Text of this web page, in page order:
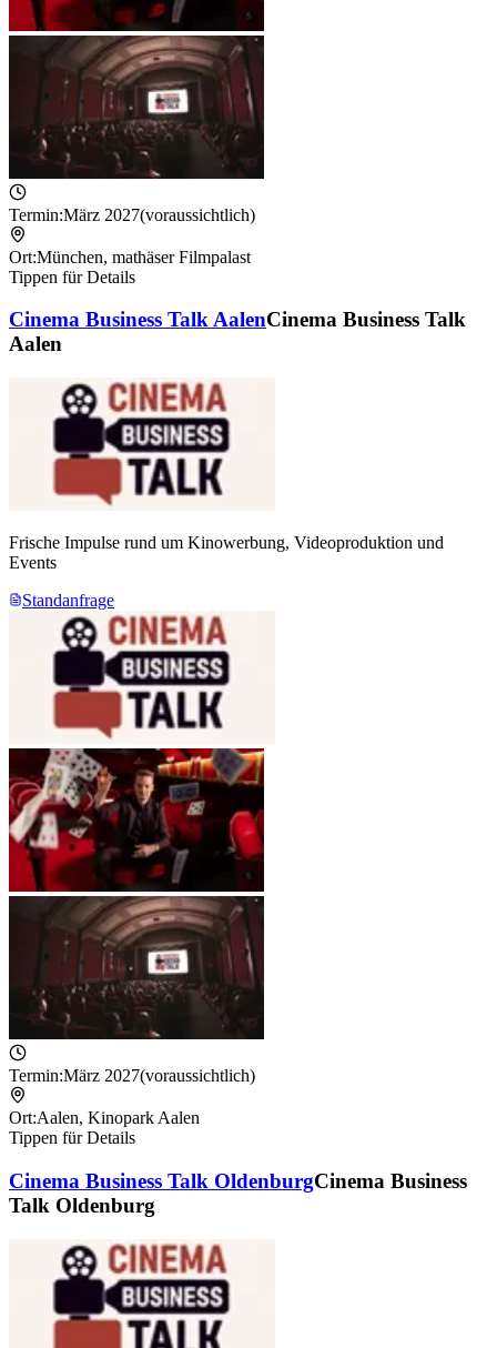
Termin:März 2027(voraussichtlich)
Ort:München, mathäser Filmpalast
Tippen für Details
Cinema Business Talk AalenCinema Business Talk
Aalen
Frische Impulse rund um Kinowerbung, Videoproduktion und
Events
Standanfrage
Termin:März 2027(voraussichtlich)
Ort:Aalen, Kinopark Aalen
Tippen für Details
Cinema Business Talk OldenburgCinema Business
Talk Oldenburg